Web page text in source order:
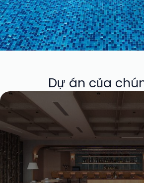
Văn
Dự án của